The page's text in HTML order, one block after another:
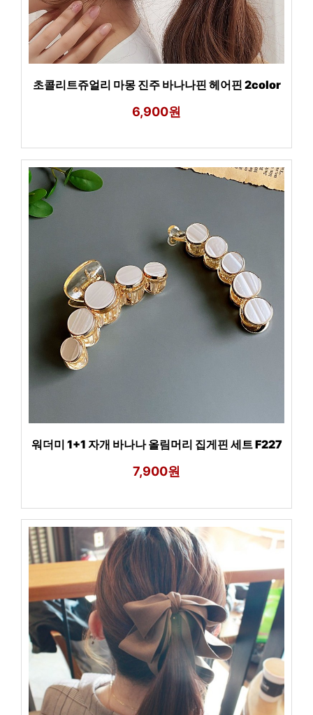
초콜리트쥬얼리 마몽 진주 바나나핀 헤어핀 2color
6,900원
워더미 1+1 자개 바나나 올림머리 집게핀 세트 F227
7,900원